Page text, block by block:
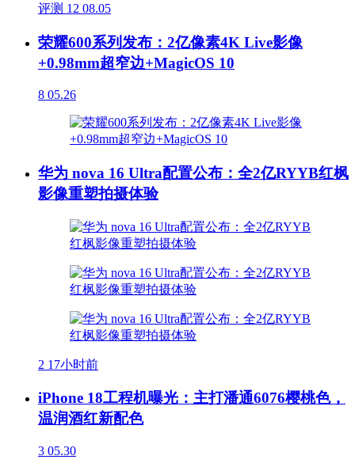
评测 12 08.05
荣耀600系列发布：2亿像素4K Live影像
+0.98mm超窄边+MagicOS 10
8 05.26
华为 nova 16 Ultra配置公布：全2亿RYYB红枫
影像重塑拍摄体验
2 17小时前
iPhone 18工程机曝光：主打潘通6076樱桃色，
温润酒红新配色
3 05.30